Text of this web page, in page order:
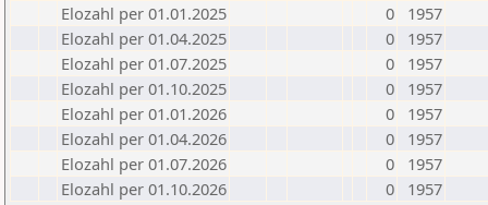
Elozahl per 01.01.2025
0
1957
Elozahl per 01.04.2025
0
1957
Elozahl per 01.07.2025
0
1957
Elozahl per 01.10.2025
0
1957
Elozahl per 01.01.2026
0
1957
Elozahl per 01.04.2026
0
1957
Elozahl per 01.07.2026
0
1957
Elozahl per 01.10.2026
0 1957